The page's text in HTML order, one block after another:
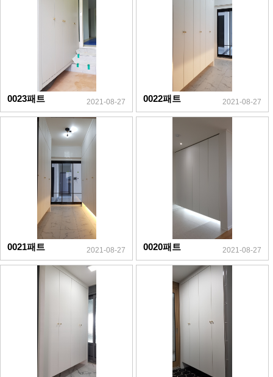
0023패트 2021-08-27 0022패트 2021-08-27
0021패트 2021-08-27 0020패트 2021-08-27